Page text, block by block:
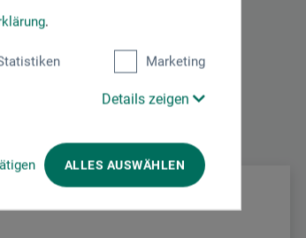
.
Marketing
Details zeigen
ALLES AUSWÄHLEN